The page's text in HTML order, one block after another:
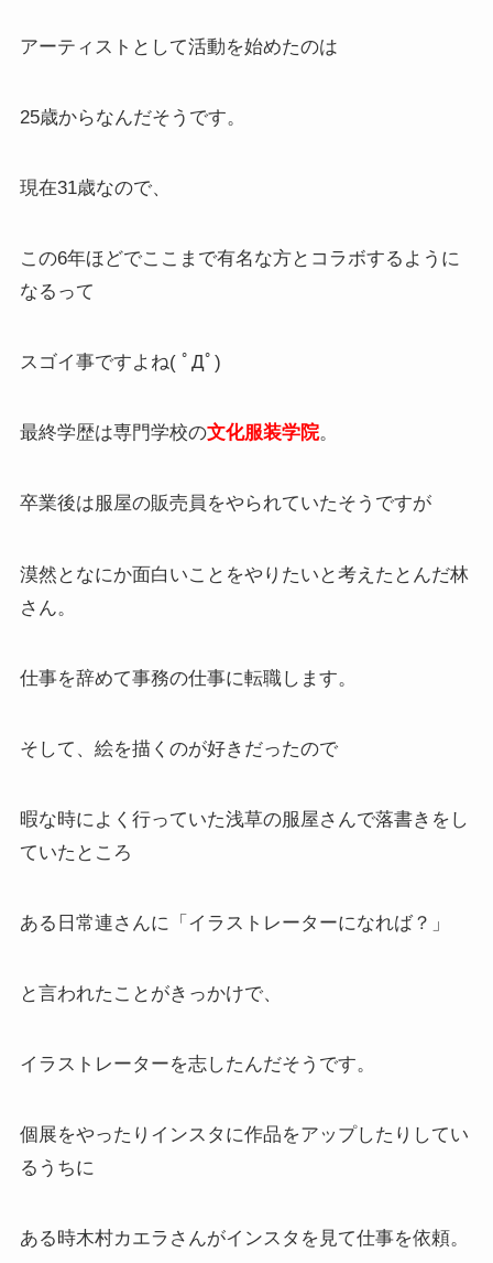
アーティストとして活動を始めたのは
25歳からなんだそうです。
現在31歳なので、
この6年ほどでここまで有名な方とコラボするように
なるって
スゴイ事ですよね( ﾟДﾟ)
最終学歴は専門学校の文化服装学院。
卒業後は服屋の販売員をやられていたそうですが
漠然となにか面白いことをやりたいと考えたとんだ林
さん。
仕事を辞めて事務の仕事に転職します。
そして、絵を描くのが好きだったので
暇な時によく行っていた浅草の服屋さんで落書きをし
ていたところ
ある日常連さんに「イラストレーターになれば？」
と言われたことがきっかけで、
イラストレーターを志したんだそうです。
個展をやったりインスタに作品をアップしたりしてい
るうちに
ある時木村カエラさんがインスタを見て仕事を依頼。